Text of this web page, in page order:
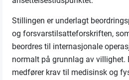
Stillingen er underlagt
og forsvarstilsatteforskriften,
beordres til internasjonale
normalt på grunnlag av villighet.
medfører krav til medisinsk og